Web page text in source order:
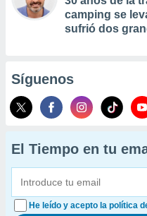
camping se
sufrió dos
Síguenos
El Tiempo en tu
He leído y acepto la política